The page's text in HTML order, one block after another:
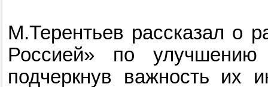
М.Терентьев рассказал о
Россией» по
подчеркнув важность их